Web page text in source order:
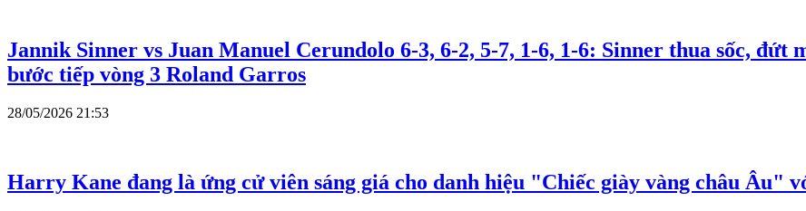
Jannik Sinner vs Juan Manuel Cerundolo 6-3, 6-2, 5-7, 1-6, 1-6: Sinner thua sốc, đứt
bước tiếp vòng 3 Roland Garros
28/05/2026 21:53
Harry Kane đang là ứng cử viên sáng giá cho danh hiệu "Chiếc giày vàng châu Âu"